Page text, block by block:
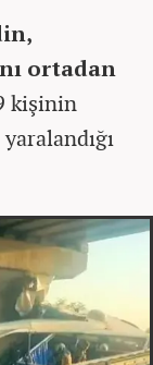
ortadan
kişinin